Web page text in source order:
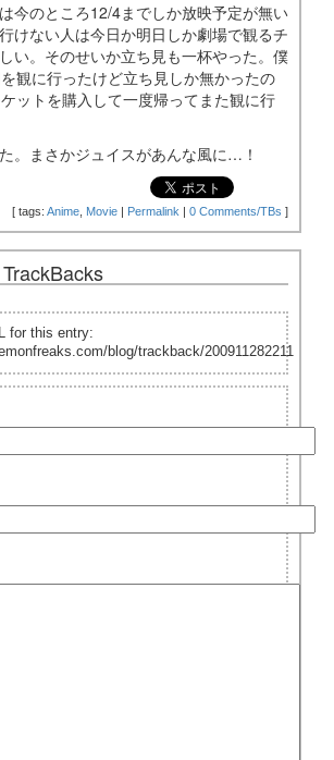
今のところ12/4までしか放映予定が無い
けない人は今日か明日しか劇場で観るチ
い。そのせいか立ち見も一杯やった。僕
観に行ったけど立ち見しか無かったの
ットを購入して一度帰ってまた観に行
。まさかジュイスがあんな風に…！
[ tags: Anime Movie | Permalink | 0 Comments/TBs ]
for this entry:
blog/trackback/200911282211